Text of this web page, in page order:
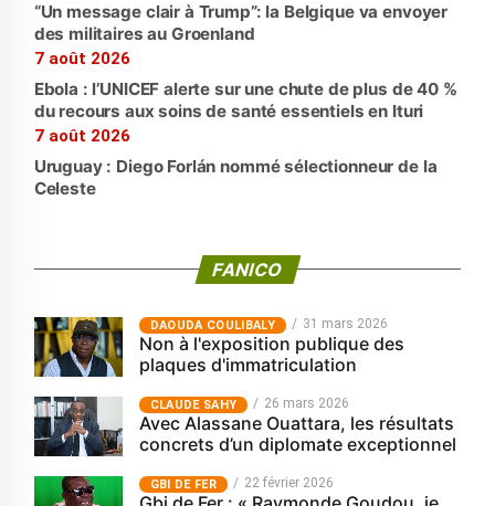
“Un message clair à Trump”: la Belgique va envoyer
des militaires au Groenland
7 août 2026
Ebola : l’UNICEF alerte sur une chute de plus de 40 %
du recours aux soins de santé essentiels en Ituri
7 août 2026
Uruguay : Diego Forlán nommé sélectionneur de la
Celeste
FANICO
‎DAOUDA COULIBALY 31 mars 2026
Non à l'exposition publique des
plaques d'immatriculation
CLAUDE SAHY 26 mars 2026
Avec Alassane Ouattara, les résultats
concrets d’un diplomate exceptionnel
GBI DE FER 22 février 2026